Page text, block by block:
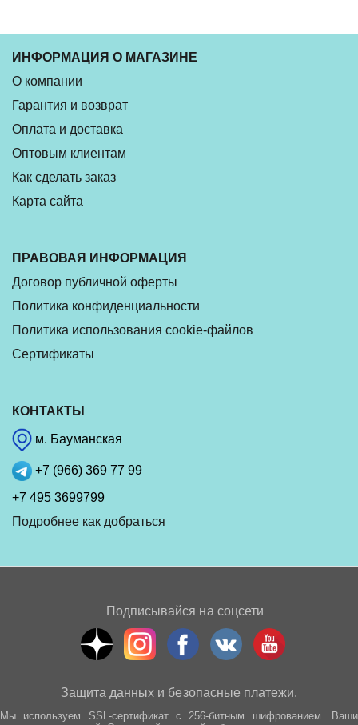
ИНФОРМАЦИЯ О МАГАЗИНЕ
О компании
Гарантия и возврат
Оплата и доставка
Оптовым клиентам
Как сделать заказ
Карта сайта
ПРАВОВАЯ ИНФОРМАЦИЯ
Договор публичной оферты
Политика конфиденциальности
Политика использования cookie-файлов
Сертификаты
КОНТАКТЫ
м. Бауманская
+7 (966) 369 77 99
+7 495 3699799
Подробнее как добраться
Подписывайся на соцсети
Защита данных и безопасные платежи.
Мы используем SSL-сертификат с 256-битным шифрованием. Ваши